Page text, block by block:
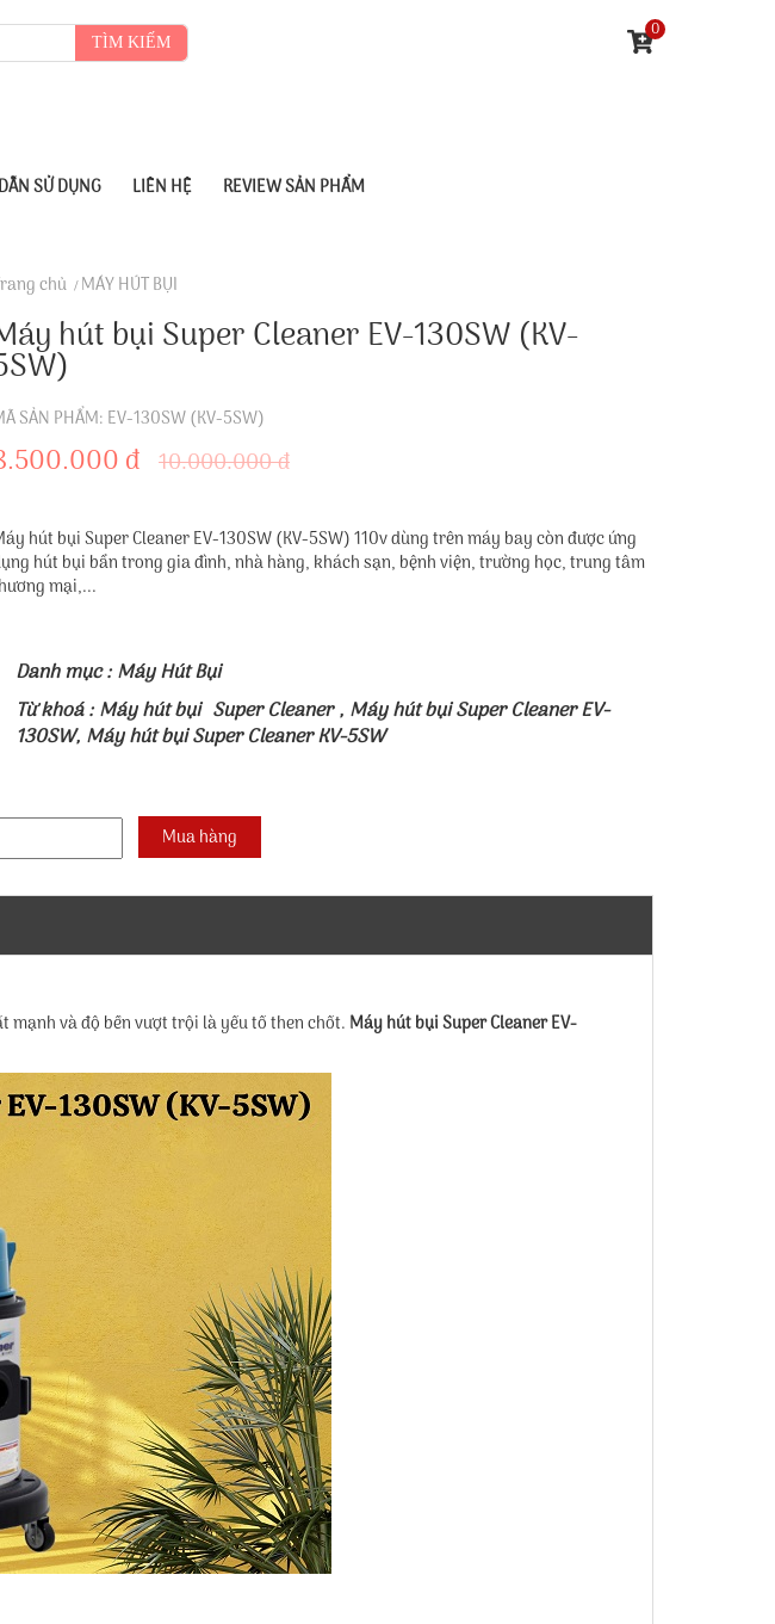
TÌM KIẾM
0
SỬ DỤNG LIÊN HỆ REVIEW SẢN PHẨM
chủ MÁY HÚT BỤI
hút bụi Super Cleaner EV-130SW (KV-
SẢN PHẨM: EV-130SW (KV-5SW)
đ 10.000.000 đ
hút bụi Super Cleaner EV-130SW (KV-5SW) 110v dùng trên máy bay còn được ứng
hút bụi bẩn trong gia đình, nhà hàng, khách sạn, bệnh viện, trường học, trung tâm
mại,...
Danh mục :Máy Hút Bụi
Từ khoá :Máy hút bụi Super Cleaner, Máy hút bụi Super Cleaner EV-
130SW, Máy hút bụi Super Cleaner KV-5SW
mạnh và độ bền vượt trội là yếu tố then chốt. Máy hút bụi Super Cleaner EV-